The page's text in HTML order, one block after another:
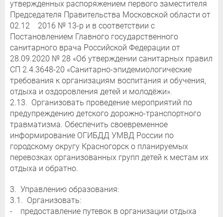
утвержденных распоряжением первого заместителя
Председателя Правительства Московской области от
02.12 2016 № 13-р и в соответствии с
Постановлением Главного государственного
санитарного врача Российской Федерации от
28.09.2020 № 28 «Об утверждении санитарных правил
СП 2.4.3648-20 «Санитарно-эпидемиологические
требования к организациям воспитания и обучения,
отдыха и оздоровления детей и молодёжи».
2.13. Организовать проведение мероприятий по
предупреждению детского дорожно-транспортного
травматизма. Обеспечить своевременное
информирование ОГИБДД УМВД России по
городскому округу Красногорск о планируемых
перевозках организованных групп детей к местам их
отдыха и обратно.
3. Управлению образования:
3.1. Организовать:
- предоставление путевок в организации отдыха